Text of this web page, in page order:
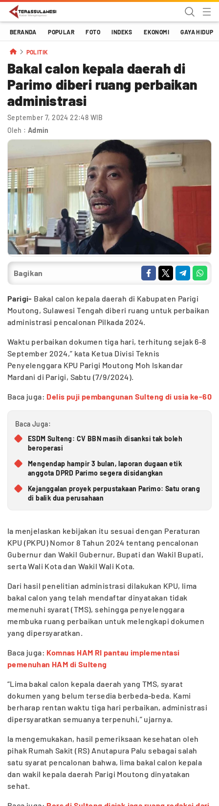
Terassulawesi
Kabar Menginspirasi
BERANDA POPULAR FOTO INDEKS EKONOMI GAYA HIDUP
POLITIK
Bakal calon kepala daerah di
Parimo diberi ruang perbaikan
administrasi
September 7, 2024 22:48 WIB
Oleh : Admin
Bagikan
Parigi- Bakal calon kepala daerah di Kabupaten Parigi
Moutong, Sulawesi Tengah diberi ruang untuk perbaikan
administrasi pencalonan Pilkada 2024.
Waktu perbaikan dokumen tiga hari, terhitung sejak 6-8
September 2024,” kata Ketua Divisi Teknis
Penyelenggara KPU Parigi Moutong Moh Iskandar
Mardani di Parigi, Sabtu (7/9/2024).
Baca juga: Delis puji pembangunan Sulteng di usia ke-60
Baca Juga:
ESDM Sulteng: CV BBN masih disanksi tak boleh
beroperasi
Mengendap hampir 3 bulan, laporan dugaan etik
anggota DPRD Parimo segera disidangkan
Kejanggalan proyek perpustakaan Parimo: Satu orang
di balik dua perusahaan
Ia menjelaskan kebijakan itu sesuai dengan Peraturan
KPU (PKPU) Nomor 8 Tahun 2024 tentang pencalonan
Gubernur dan Wakil Gubernur, Bupati dan Wakil Bupati,
serta Wali Kota dan Wakil Wali Kota.
Dari hasil penelitian administrasi dilakukan KPU, lima
bakal calon yang telah mendaftar dinyatakan tidak
memenuhi syarat (TMS), sehingga penyelenggara
membuka ruang perbaikan untuk melengkapi dokumen
yang dipersyaratkan.
Baca juga: Komnas HAM RI pantau implementasi
pemenuhan HAM di Sulteng
“Lima bakal calon kepala daerah yang TMS, syarat
dokumen yang belum tersedia berbeda-beda. Kami
berharap rentan waktu tiga hari perbaikan, administrasi
dipersyaratkan semuanya terpenuhi,” ujarnya.
Ia mengemukakan, hasil pemeriksaan kesehatan oleh
pihak Rumah Sakit (RS) Anutapura Palu sebagai salah
satu syarat pencalonan bahwa, lima bakal calon kepala
dan wakil kepala daerah Parigi Moutong dinyatakan
sehat.